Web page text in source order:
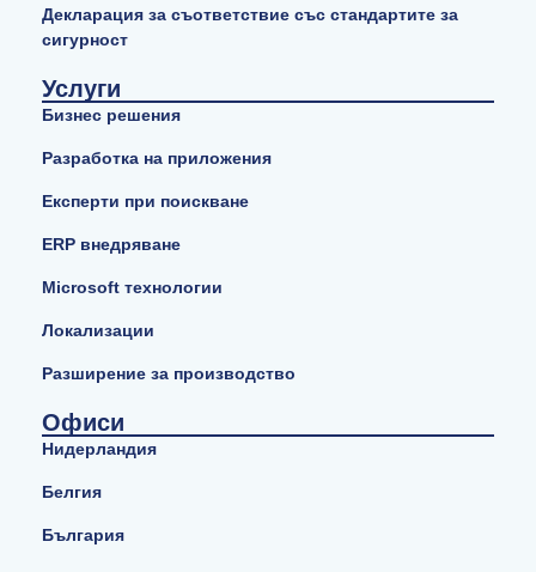
Декларация за съответствие със стандартите за
сигурност
Услуги
Бизнес решения
Разработка на приложения
Експерти при поискване
ERP внедряване
Microsoft технологии
Локализации
Разширение за производство
Офиси
Нидерландия
Белгия
България